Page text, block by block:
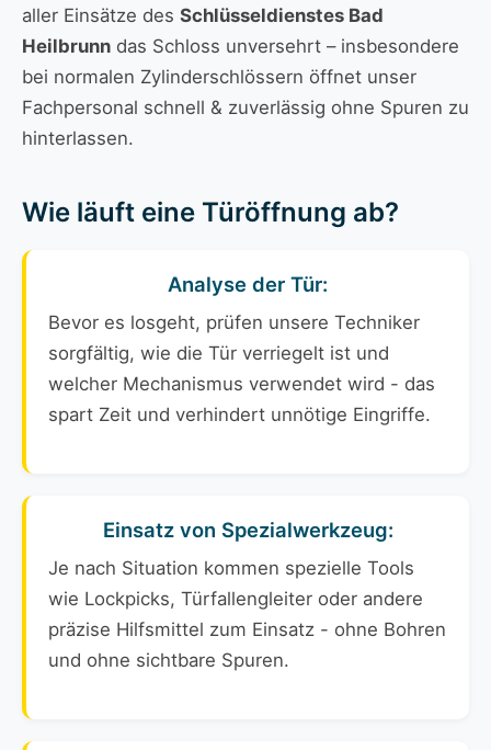
aller Einsätze des Schlüsseldienstes Bad
Heilbrunn das Schloss unversehrt – insbesondere
bei normalen Zylinderschlössern öffnet unser
Fachpersonal schnell & zuverlässig ohne Spuren zu
hinterlassen.
Wie läuft eine Türöffnung ab?
Analyse der Tür:
Bevor es losgeht, prüfen unsere Techniker
sorgfältig, wie die Tür verriegelt ist und
welcher Mechanismus verwendet wird - das
spart Zeit und verhindert unnötige Eingriffe.
Einsatz von Spezialwerkzeug:
Je nach Situation kommen spezielle Tools
wie Lockpicks, Türfallengleiter oder andere
präzise Hilfsmittel zum Einsatz - ohne Bohren
und ohne sichtbare Spuren.